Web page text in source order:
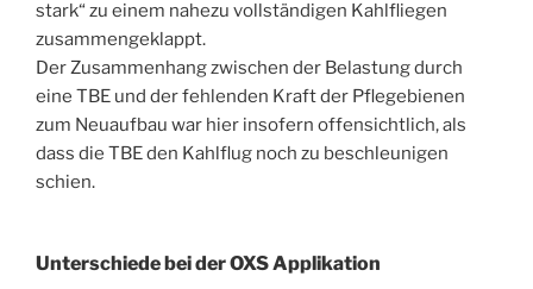
stark“ zu einem nahezu vollständigen Kahlfliegen
zusammengeklappt.
Der Zusammenhang zwischen der Belastung durch
eine TBE und der fehlenden Kraft der Pflegebienen
zum Neuaufbau war hier insofern offensichtlich, als
dass die TBE den Kahlflug noch zu beschleunigen
schien.
Unterschiede bei der OXS Applikation